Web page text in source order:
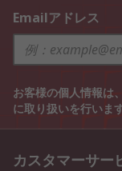
Emailアドレス
お客様の個人情報は
に取り扱いを行います
カスタマーサー